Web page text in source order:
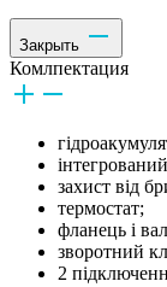
Закрыть
Комлпектация
захист від
термостат;
фланець і
зворотний
2